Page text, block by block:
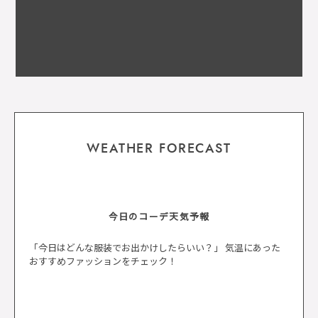
WEATHER FORECAST
今日のコーデ天気予報
「今日はどんな服装でお出かけしたらいい？」 気温にあった
おすすめファッションをチェック！